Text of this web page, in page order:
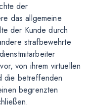
der
das allgemeine
der Kunde durch
strafbewehrte
von ihrem virtuellen
die betreffenden
begrenzten